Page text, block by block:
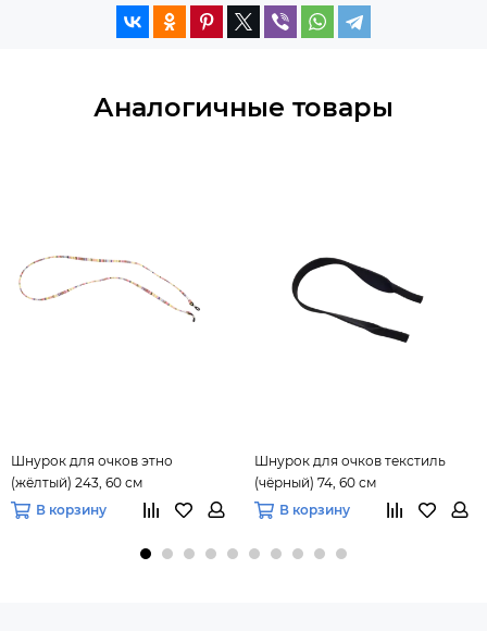
Аналогичные товары
Шнурок для очков этно
(жёлтый) 243, 60 см
В корзину
Шнурок для очков текстиль
(чёрный) 74, 60 см
В корзину